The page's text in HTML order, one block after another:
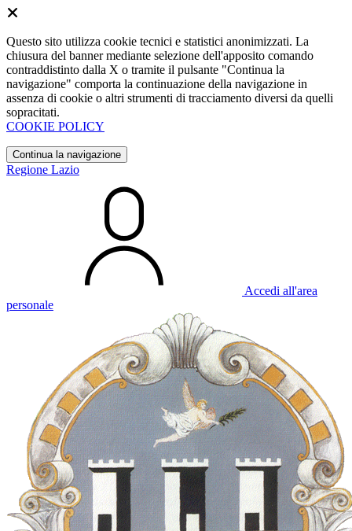
Questo sito utilizza cookie tecnici e statistici anonimizzati. La
chiusura del banner mediante selezione dell'apposito comando
contraddistinto dalla X o tramite il pulsante "Continua la
navigazione" comporta la continuazione della navigazione in
assenza di cookie o altri strumenti di tracciamento diversi da quelli
sopracitati.
COOKIE POLICY
Continua la navigazione
Regione Lazio
Accedi all'area
personale